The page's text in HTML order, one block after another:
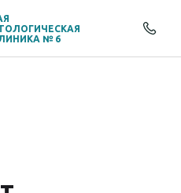
№ 6